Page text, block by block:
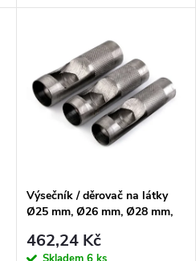
obalů na knihy, peněženek
Výsečník / děrovač na látky
Ø25 mm, Ø26 mm, Ø28 mm,
462,24 Kč